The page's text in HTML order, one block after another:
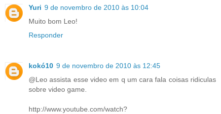
Yuri 9 de novembro de 2010 às 10:04
Muito bom Leo!
Responder
kokó10 9 de novembro de 2010 às 12:45
@Leo assista esse video em q um cara fala coisas ridiculas
sobre video game.
http://www.youtube.com/watch?